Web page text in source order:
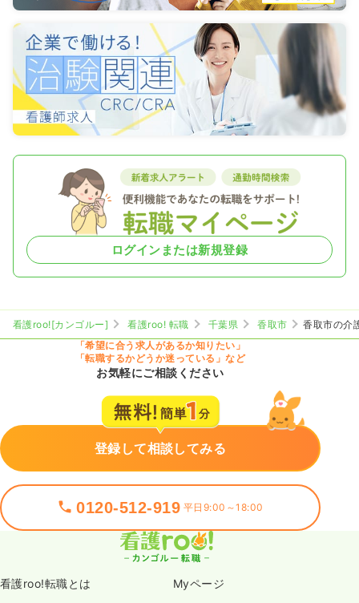
ログインまたは新規登録
看護roo![カンゴルー] 看護roo! 転職 千葉県 香取市
香取市の介
「希望に合う求人があるか知りたい」
「転職するかどうか迷っている」など
お気軽にご相談ください
登録して相談してみる
0120-512-919 平日9:00～18:00
看護roo!転職とは Myページ